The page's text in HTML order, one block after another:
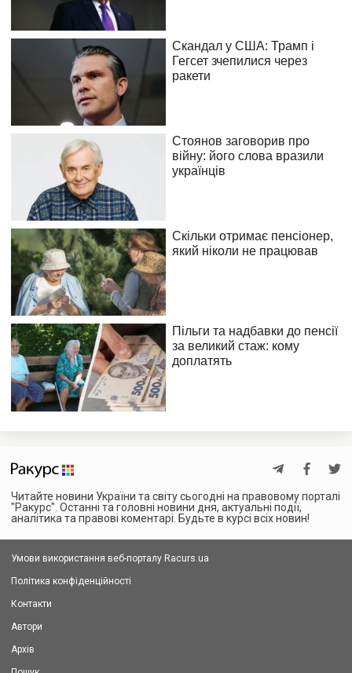
Читайте новини України та світу сьогодні на правовому порталі
"Ракурс". Останні та головні новини дня, актуальні події,
аналітика та правові коментарі. Будьте в курсі всіх новин!
Умови використання веб-порталу Racurs.ua
Політика конфіденційності
Контакти
Автори
Архів